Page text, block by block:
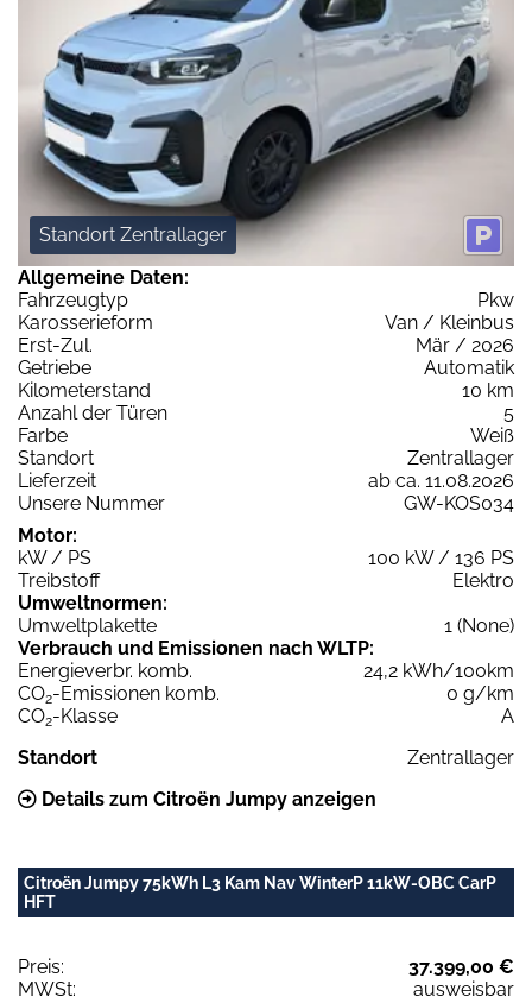
Standort Zentrallager
Allgemeine Daten:
Fahrzeugtyp
Pkw
Karosserieform
Van / Kleinbus
Erst-Zul.
Mär / 2026
Getriebe
Automatik
Kilometerstand
10 km
Anzahl der Türen
5
Farbe
Weiß
Standort
Zentrallager
Lieferzeit
ab ca. 11.08.2026
Unsere Nummer
GW-KOS034
Motor:
kW / PS
100 kW / 136 PS
Treibstoff
Elektro
Umweltnormen:
Umweltplakette
1 (None)
Verbrauch und Emissionen nach WLTP:
Energieverbr. komb.
24,2 kWh/100km
CO2-Emissionen komb.
0 g/km
CO2-Klasse
A
Standort
Zentrallager
Details zum Citroën Jumpy anzeigen
Citroën Jumpy 75kWh L3 Kam Nav WinterP 11kW-OBC CarP
HFT
Preis:
37.399,00 €
MWSt:
ausweisbar